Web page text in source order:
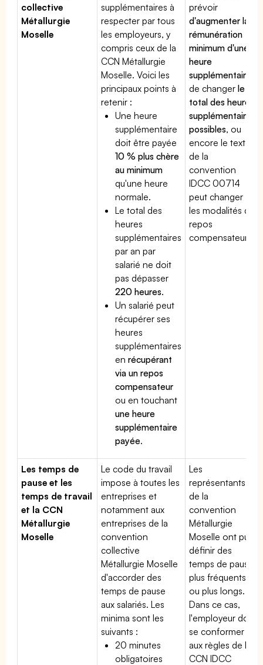
collective
Métallurgie
Moselle
supplémentaires à
respecter par tous
les employeurs, y
compris ceux de la
CCN Métallurgie
Moselle. Voici les
principaux points à
retenir :
Une heure
supplémentaire
doit être payée
10 % plus chère
au minimum
qu'une heure
normale.
Le total des
heures
supplémentaires
par an par
salarié ne doit
pas dépasser
220 heures.
Un salarié peut
récupérer ses
heures
supplémentaires
enrécupérant
via un repos
compensateur
ou en touchant
une heure
supplémentaire
payée.
prévoir
d'augmenter la
rémunération
minimum d'une
heure
supplémentaire
de changerle
total des heures
supplémentaires
possibles, ou
encore le texte
de la
convention
IDCC 00714
peut changer
les modalités du
repos
compensateur.
Les temps de
pause et les
temps de travail
et la CCN
Métallurgie
Moselle
Le code du travail
impose à toutes les
entreprises et
notamment aux
entreprises de la
convention
collective
Métallurgie Moselle
d'accorder des
temps de pause
aux salariés. Les
minima sont les
suivants :
20 minutes
obligatoires
Les
représentants
de la
convention
Métallurgie
Moselle ont pu
définir des
temps de pause
plus fréquents
ou plus longs.
Dans ce cas,
l'employeur doit
se conformer
aux règles de la
CCN IDCC